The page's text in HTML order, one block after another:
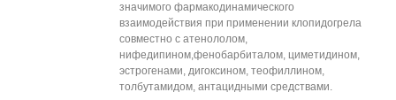
значимого фармакодинамического
взаимодействия при применении клопидогрела
совместно с атенололом,
нифедипином,фенобарбиталом, циметидином,
эстрогенами, дигоксином, теофиллином,
толбутамидом, антацидными средствами.